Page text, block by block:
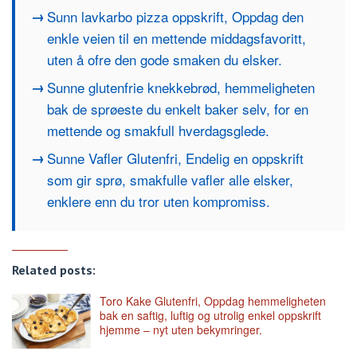
Sunn lavkarbo pizza oppskrift, Oppdag den
enkle veien til en mettende middagsfavoritt,
uten å ofre den gode smaken du elsker.
Sunne glutenfrie knekkebrød, hemmeligheten
bak de sprøeste du enkelt baker selv, for en
mettende og smakfull hverdagsglede.
Sunne Vafler Glutenfri, Endelig en oppskrift
som gir sprø, smakfulle vafler alle elsker,
enklere enn du tror uten kompromiss.
Related posts:
Toro Kake Glutenfri, Oppdag hemmeligheten
bak en saftig, luftig og utrolig enkel oppskrift
hjemme – nyt uten bekymringer.